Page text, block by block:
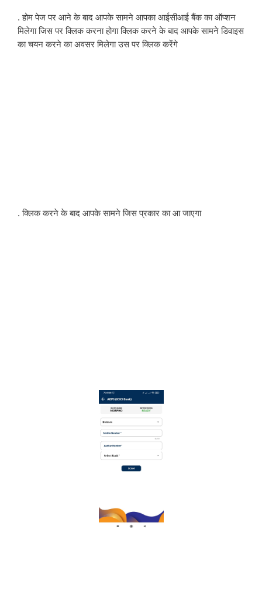
. होम पेज पर आने के बाद आपके सामने आपका आईसीआई बैंक का ऑप्शन
मिलेगा जिस पर क्लिक करना होगा क्लिक करने के बाद आपके सामने डिवाइस
का चयन करने का अवसर मिलेगा उस पर क्लिक करेंगे
. क्लिक करने के बाद आपके सामने जिस प्रकार का आ जाएगा